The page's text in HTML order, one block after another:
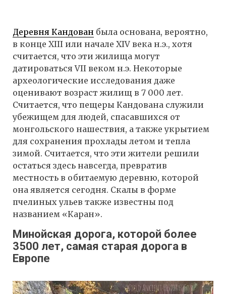
Деревня Кандован была основана, вероятно,
в конце XIII или начале XIV века н.э., хотя
считается, что эти жилища могут
датироваться VII веком н.э. Некоторые
археологические исследования даже
оценивают возраст жилищ в 7 000 лет.
Считается, что пещеры Кандована служили
убежищем для людей, спасавшихся от
монгольского нашествия, а также укрытием
для сохранения прохлады летом и тепла
зимой. Считается, что эти жители решили
остаться здесь навсегда, превратив
местность в обитаемую деревню, которой
она является сегодня. Скалы в форме
пчелиных ульев также известны под
названием «Каран».
Минойская дорога, которой более
3500 лет, самая старая дорога в
Европе